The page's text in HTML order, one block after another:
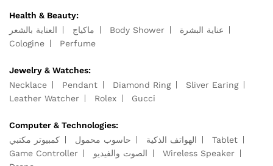
Health & Beauty:
العناية بالشعر
ماكياج Body Shower
عناية البشرة
Cologine
Perfume
Jewelry & Watches:
Necklace
Pendant Diamond Ring
Sliver Earing
Leather Watcher
Rolex Gucci
Computer & Technologies:
كمبيوتر مكتبي
حاسوب محمول الهواتف الذكية
Tablet
Game Controller
الصوت والفيديو
Wireless Speaker